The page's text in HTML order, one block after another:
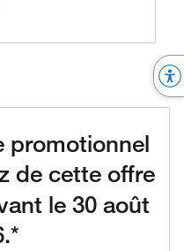
promotionnel
de cette offre
le 30 août